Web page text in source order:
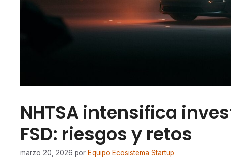
NHTSA intensifica
FSD: riesgos y retos
marzo 20, 2026 por Equipo Ecosistema Startup